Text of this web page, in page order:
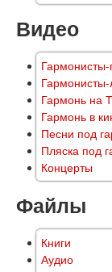
Видео
Гармонь на
Гармонь в
Песни под
Пляска под
Концерты
Файлы
Книги
Аудио